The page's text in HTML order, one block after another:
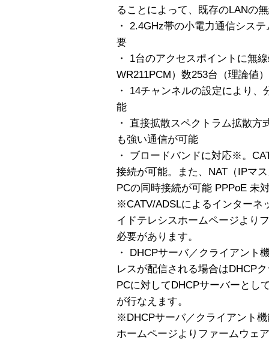
ることによって、既存のLANの
・ 2.4GHz帯の小電力通信シス
要
・ 1台のアクセスポイントに無
WR211PCM）数253台（理論値
・ 14チャンネルの設定により
能
・ 直接拡散スペクトラム拡散
も強い通信が可能
・ ブロードバンドに対応※。
接続が可能。また、NAT（IPマ
PCの同時接続が可能 PPPoE 未
※CATV/ADSLによるインターネ
イドテレシスホームページより
必要があります。
・ DHCPサーバ／クライアン
レスが配信される場合はDHCP
PCに対してDHCPサーバーとし
が行なえます。
※DHCPサーバ／クライアント
ホームページよりファームウェ